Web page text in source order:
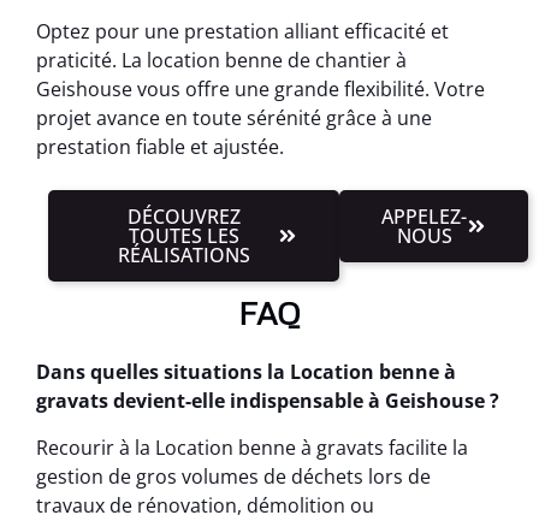
Optez pour une prestation alliant efficacité et
praticité. La location benne de chantier à
Geishouse vous offre une grande flexibilité. Votre
projet avance en toute sérénité grâce à une
prestation fiable et ajustée.
DÉCOUVREZ
TOUTES LES
RÉALISATIONS
APPELEZ-
NOUS
FAQ
Dans quelles situations la Location benne à
gravats devient-elle indispensable à Geishouse ?
Recourir à la Location benne à gravats facilite la
gestion de gros volumes de déchets lors de
travaux de rénovation, démolition ou